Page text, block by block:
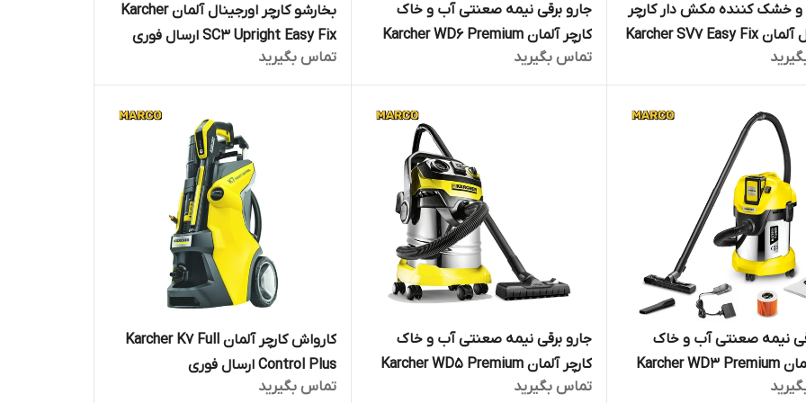
و خشک کننده مکش دار کارچر
اورجینال آلمان Karcher SV7 Easy Fix
جارو برقی نیمه صعنتی آب و خاک
کارچر آلمان Karcher WD6 Premium
Home ارسال فوری
تماس بگیرید
بخارشو کارچر اورجینال آلمان Karcher
SC3 Upright Easy Fix ارسال فوری
تماس بگیرید
نیمه صعنتی آب و خاک
کارچر آلمان Karcher WD3 Premium
جارو برقی نیمه صعنتی آب و خاک
کارچر آلمان Karcher WD5 Premium
Home ارسال فوری
تماس بگیرید
کارواش کارچر آلمان Karcher K7 Full
Control Plus ارسال فوری
تماس بگیرید